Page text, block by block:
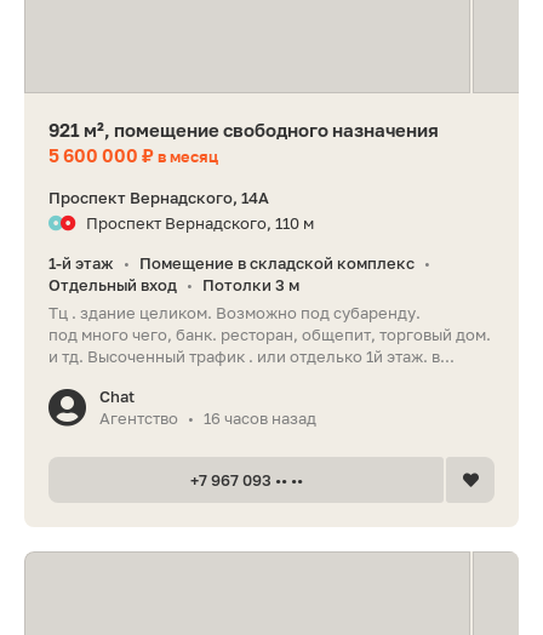
921 м², помещение свободного назначения
5 600 000 ₽в месяц
Проспект Вернадского, 14А
Проспект Вернадского, 110 м
1-й этаж • Помещение в складской комплекс •
Отдельный вход •
Потолки 3 м
Тц . здание целиком. Возможно под субаренду.
под много чего, банк. ресторан, общепит, торговый дом.
и тд. Высоченный трафик . или отделько 1й этаж. в...
Chat
Агентство
• 16 часов назад
+7 967 093 •• ••